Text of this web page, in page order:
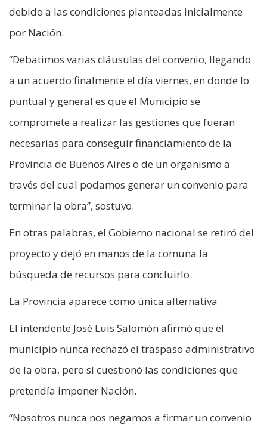
debido a las condiciones planteadas inicialmente
por Nación.
“Debatimos varias cláusulas del convenio, llegando
a un acuerdo finalmente el día viernes, en donde lo
puntual y general es que el Municipio se
compromete a realizar las gestiones que fueran
necesarias para conseguir financiamiento de la
Provincia de Buenos Aires o de un organismo a
través del cual podamos generar un convenio para
terminar la obra”, sostuvo.
En otras palabras, el Gobierno nacional se retiró del
proyecto y dejó en manos de la comuna la
búsqueda de recursos para concluirlo.
La Provincia aparece como única alternativa
El intendente José Luis Salomón afirmó que el
municipio nunca rechazó el traspaso administrativo
de la obra, pero sí cuestionó las condiciones que
pretendía imponer Nación.
“Nosotros nunca nos negamos a firmar un convenio